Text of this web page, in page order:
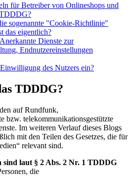
für Betreiber von Onlineshops und
sogenannte "Cookie-Richtlinie"
das eigentlich?
Dienste zur
Endnutzereinstellungen
des Nutzers ein?
TDDDG?
auf Rundfunk,
bzw. telekommunikationsgestützte
Im weiteren Verlauf dieses Blogs
mit den Teilen des Gesetzes, die für
relevant sind.
sind laut § 2 Abs. 2 Nr. 1 TDDDG
die